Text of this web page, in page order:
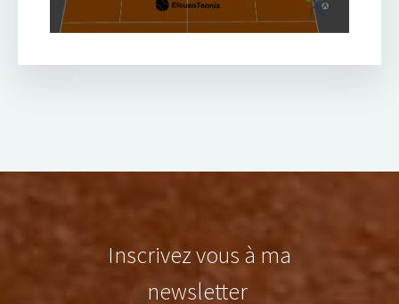
Inscrivez vous à ma
newsletter